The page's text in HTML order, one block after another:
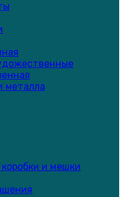
металла
и мешки